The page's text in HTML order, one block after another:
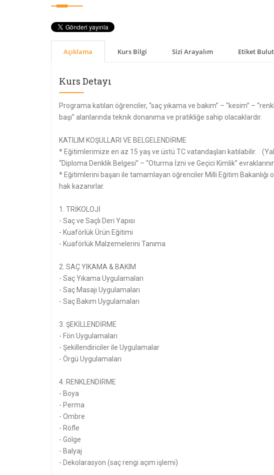
Açıklama Kurs Bilgi Sizi Arayalım Etiket
Kurs Detayı
Programa katılan öğrenciler, “saç yıkama ve bakım” – “kesim” –
başı” alanlarında teknik donanıma ve pratikliğe sahip olacaklardır.
KATILIM KOŞULLARI VE BELGELENDİRME
* Eğitimlerimize en az 15 yaş ve üstü TC vatandaşları katılabilir.
“Diploma Denklik Belgesi” – “Oturma İzni ve Geçici Kimlik”
* Eğitimlerini başarı ile tamamlayan öğrenciler Milli Eğitim Bakanlığı
hak kazanırlar.
1. TRİKOLOJİ
- Saç ve Saçlı Deri Yapısı
- Kuaförlük Ürün Eğitimi
- Kuaförlük Malzemelerini Tanıma
2. SAÇ YIKAMA & BAKIM
- Saç Yıkama Uygulamaları
- Saç Masajı Uygulamaları
- Saç Bakım Uygulamaları
3. ŞEKİLLENDİRME
- Fön Uygulamaları
- Şekillendiriciler ile Uygulamalar
- Örgü Uygulamaları
4. RENKLENDİRME
- Boya
- Perma
- Ombre
- Röfle
- Gölge
- Balyaj
- Dekolarasyon (saç rengi açım işlemi)